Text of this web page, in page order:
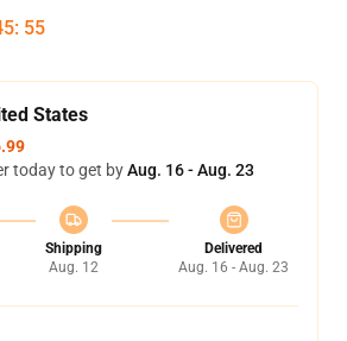
: 54
States
today to get byAug. 16 - Aug. 23
Shipping
Aug. 12
Delivered
Aug. 16 - Aug. 23